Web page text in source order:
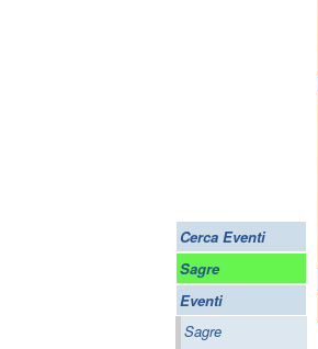
Cerca Eventi
Sagre
Eventi
Sagre